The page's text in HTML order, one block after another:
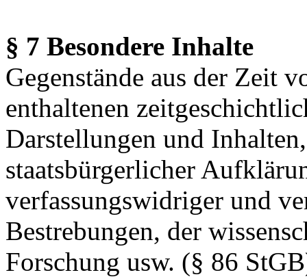
§ 7 Besondere Inhalte
Gegenstände aus der Zeit
enthaltenen
Darstellungen und
staatsbürgerlicher
verfassungswidriger und
Bestrebungen, der
Forschung usw. (§ 86